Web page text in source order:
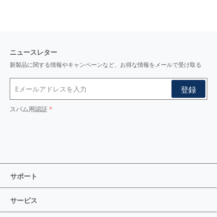
ニュースレター
新製品に関する情報やキャンペーンなど、お得な情報をメールで受け取る
スパム用認証
サポート
サービス